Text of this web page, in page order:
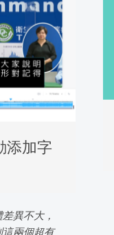
添加字
異不大，
兩個超有